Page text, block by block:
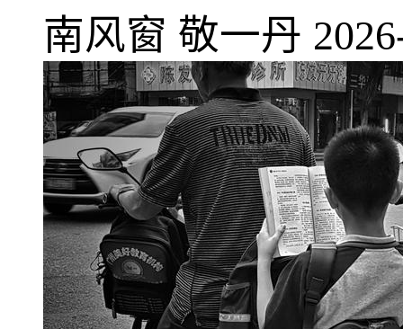
南风窗 敬一丹